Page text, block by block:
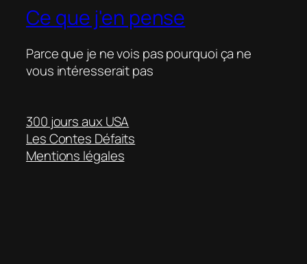
Ce que j'en pense
Parce que je ne vois pas pourquoi ça ne
vous intéresserait pas
300 jours aux USA
Les Contes Défaits
Mentions légales